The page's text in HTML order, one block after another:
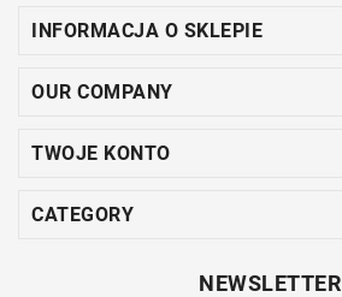
INFORMACJA O SKLEPIE
OUR COMPANY
TWOJE KONTO
CATEGORY
NEWSLETTER